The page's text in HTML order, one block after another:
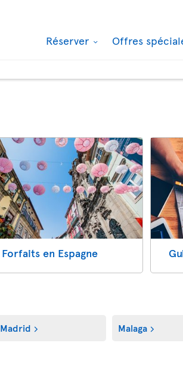
Réserver Offres
Forfaits en Espagne
Madrid Malaga